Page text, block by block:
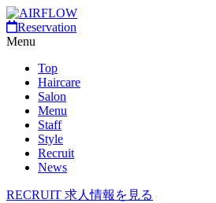
Reservation
Menu
Top
Haircare
Salon
Menu
Staff
Style
Recruit
News
RECRUIT 求人情報を見る